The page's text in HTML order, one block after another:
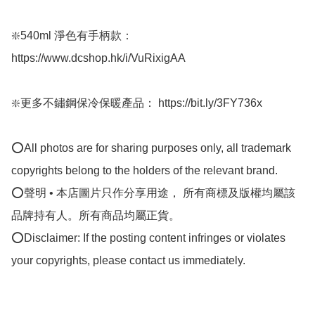
❇️540ml 淨色有手柄款：
https://www.dcshop.hk/i/VuRixigAA
❇️更多不鏽鋼保冷保暖產品： https://bit.ly/3FY736x
⭕All photos are for sharing purposes only, all trademark
copyrights belong to the holders of the relevant brand.
⭕聲明 • 本店圖片只作分享用途， 所有商標及版權均屬該
品牌持有人。所有商品均屬正貨。
⭕Disclaimer: If the posting content infringes or violates
your copyrights, please contact us immediately.